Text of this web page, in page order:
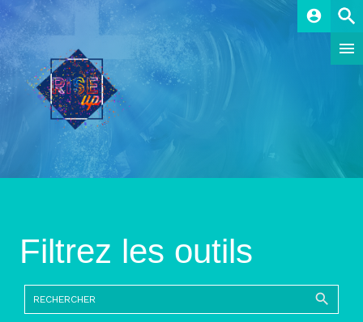
account_circle
Filtrez les outils